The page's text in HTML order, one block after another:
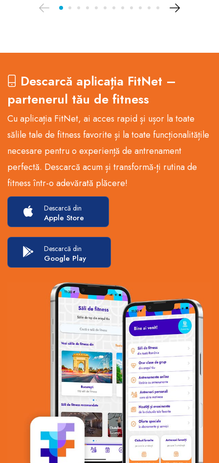
Descarcă aplicația FitNet –
partenerul tău de fitness
Cu aplicația FitNet, ai acces rapid și ușor la toate
sălile tale de fitness favorite și la toate funcționalitățile
necesare pentru o experiență de antrenament
perfectă. Descarcă acum și transformă-ți rutina de
fitness într-o adevărată plăcere!
Descarcă din
Apple Store
Descarcă din
Google Play